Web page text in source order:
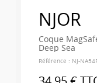
NJOR
Coque
Deep Sea
Référence : NJ-